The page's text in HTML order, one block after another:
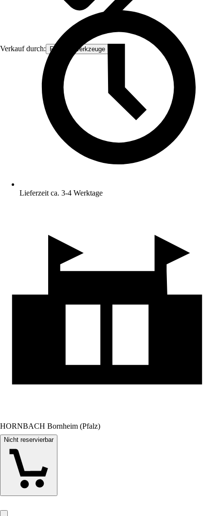
Verkauf durch: FAMEX-Werkzeuge
Lieferzeit ca. 3-4 Werktage
HORNBACH Bornheim (Pfalz)
Nicht reservierbar